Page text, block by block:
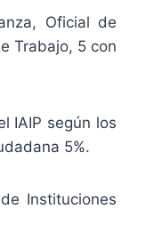
Oficial de
Trabajo, 5 con
IAIP según los
5%.
Instituciones